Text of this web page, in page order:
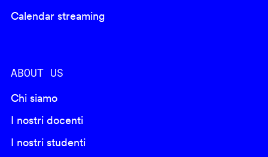
Calendar streaming
ABOUT US
Chi siamo
I nostri docenti
I nostri studenti